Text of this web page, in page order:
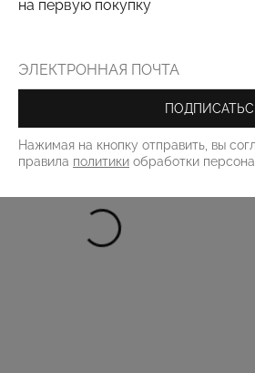
на первую покупку
Нажимая на кнопку отправить, вы
правила политики обработки